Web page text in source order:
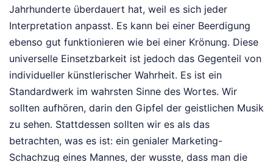
Jahrhunderte überdauert hat, weil es sich jeder
Interpretation anpasst. Es kann bei einer Beerdigung
ebenso gut funktionieren wie bei einer Krönung. Diese
universelle Einsetzbarkeit ist jedoch das Gegenteil von
individueller künstlerischer Wahrheit. Es ist ein
Standardwerk im wahrsten Sinne des Wortes. Wir
sollten aufhören, darin den Gipfel der geistlichen Musik
zu sehen. Stattdessen sollten wir es als das
betrachten, was es ist: ein genialer Marketing-
Schachzug eines Mannes, der wusste, dass man die